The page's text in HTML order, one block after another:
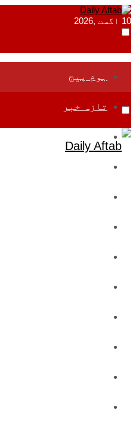
10 اگست ,2026
ہوم پیج
تازہ خبر